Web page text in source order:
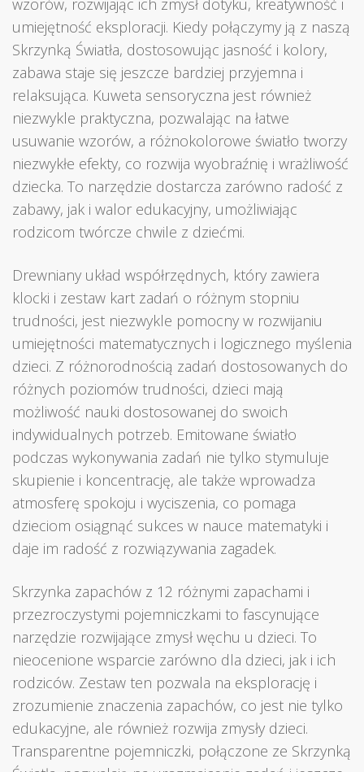
wzorów, rozwijając ich zmysł dotyku, kreatywność i
umiejętność eksploracji. Kiedy połączymy ją z naszą
Skrzynką Światła, dostosowując jasność i kolory,
zabawa staje się jeszcze bardziej przyjemna i
relaksująca. Kuweta sensoryczna jest również
niezwykle praktyczna, pozwalając na łatwe
usuwanie wzorów, a różnokolorowe światło tworzy
niezwykłe efekty, co rozwija wyobraźnię i wrażliwość
dziecka. To narzędzie dostarcza zarówno radość z
zabawy, jak i walor edukacyjny, umożliwiając
rodzicom twórcze chwile z dziećmi.
Drewniany układ współrzędnych, który zawiera
klocki i zestaw kart zadań o różnym stopniu
trudności, jest niezwykle pomocny w rozwijaniu
umiejętności matematycznych i logicznego myślenia
dzieci. Z różnorodnością zadań dostosowanych do
różnych poziomów trudności, dzieci mają
możliwość nauki dostosowanej do swoich
indywidualnych potrzeb. Emitowane światło
podczas wykonywania zadań nie tylko stymuluje
skupienie i koncentrację, ale także wprowadza
atmosferę spokoju i wyciszenia, co pomaga
dzieciom osiągnąć sukces w nauce matematyki i
daje im radość z rozwiązywania zagadek.
Skrzynka zapachów z 12 różnymi zapachami i
przezroczystymi pojemniczkami to fascynujące
narzędzie rozwijające zmysł węchu u dzieci. To
nieocenione wsparcie zarówno dla dzieci, jak i ich
rodziców. Zestaw ten pozwala na eksplorację i
zrozumienie znaczenia zapachów, co jest nie tylko
edukacyjne, ale również rozwija zmysły dzieci.
Transparentne pojemniczki, połączone ze Skrzynką